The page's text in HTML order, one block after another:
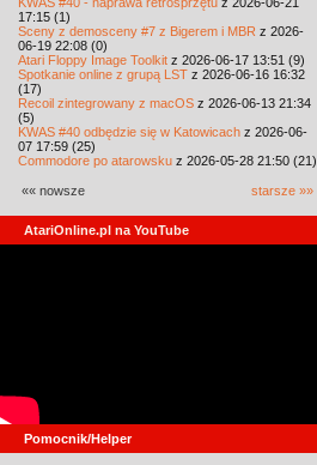
17:15 (1)
Sceny z demosceny #7 z Bigerem i MBR z 2026-
06-19 22:08 (0)
Atari Floppy Image Toolkit z 2026-06-17 13:51 (9)
Spotkanie online z grupą LST z 2026-06-16 16:32
(17)
Recoil zintegrowany z macOS z 2026-06-13 21:34
(5)
KWAS #40 odbędzie się w Katowicach z 2026-06-
07 17:59 (25)
Commodore po atarowsku z 2026-05-28 21:50 (21)
«« nowsze starsze »»
AtariOnline.pl na YouTube
Pomocnik/Helper